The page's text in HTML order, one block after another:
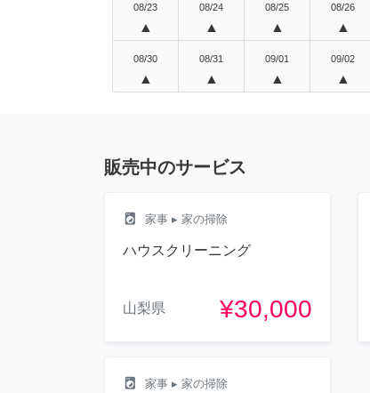
08/23
▲
08/24
▲
08/25
▲
08/26
▲
08/30
▲
08/31
▲
09/01
▲
09/02
▲
販売中のサービス
local_laundry_service 家事 ▸ 家の掃除
ハウスクリーニング
山梨県 ¥30,000
local_laundry_service 家事 ▸ 家の掃除